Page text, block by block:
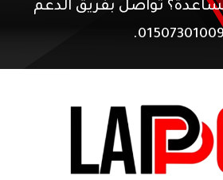
تواصل بفريق الدعم
01507301009.